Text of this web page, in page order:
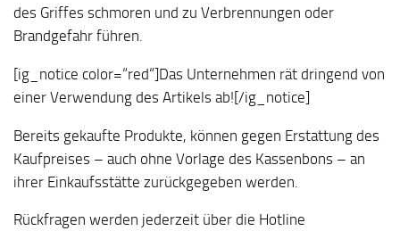
des Griffes schmoren und zu Verbrennungen oder
Brandgefahr führen.
[ig_notice color=“red“]Das Unternehmen rät dringend von
einer Verwendung des Artikels ab![/ig_notice]
Bereits gekaufte Produkte, können gegen Erstattung des
Kaufpreises – auch ohne Vorlage des Kassenbons – an
ihrer Einkaufsstätte zurückgegeben werden.
Rückfragen werden jederzeit über die Hotline